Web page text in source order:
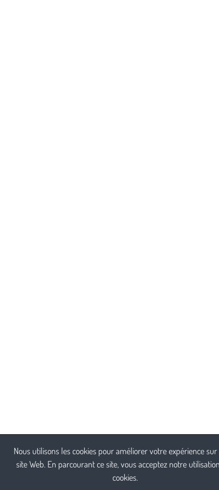
Nous utilisons les cookies pour améliorer votre expérience
site Web. En parcourant ce site, vous acceptez notre
cookies.